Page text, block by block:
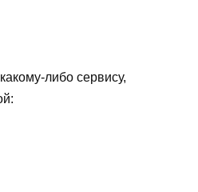
либо сервису,